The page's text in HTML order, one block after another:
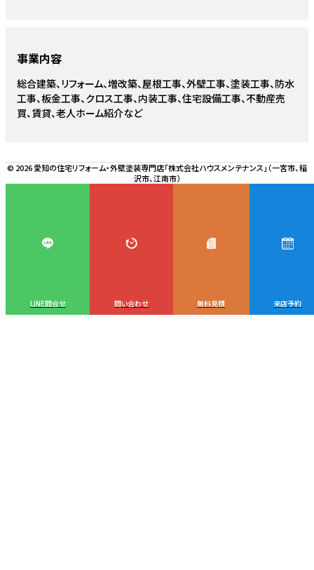
事業内容
総合建築、リフォーム、増改築、屋根工事、外壁工事、塗装工事、防水
工事、板金工事、クロス工事、内装工事、住宅設備工事、不動産売
買、賃貸、老人ホーム紹介など
© 2026 愛知の住宅リフォーム・外壁塗装専門店「株式会社ハウスメンテナンス」（一宮市、稲
沢市、江南市）
LINE問合せ 問い合わせ 無料見積 来店予約